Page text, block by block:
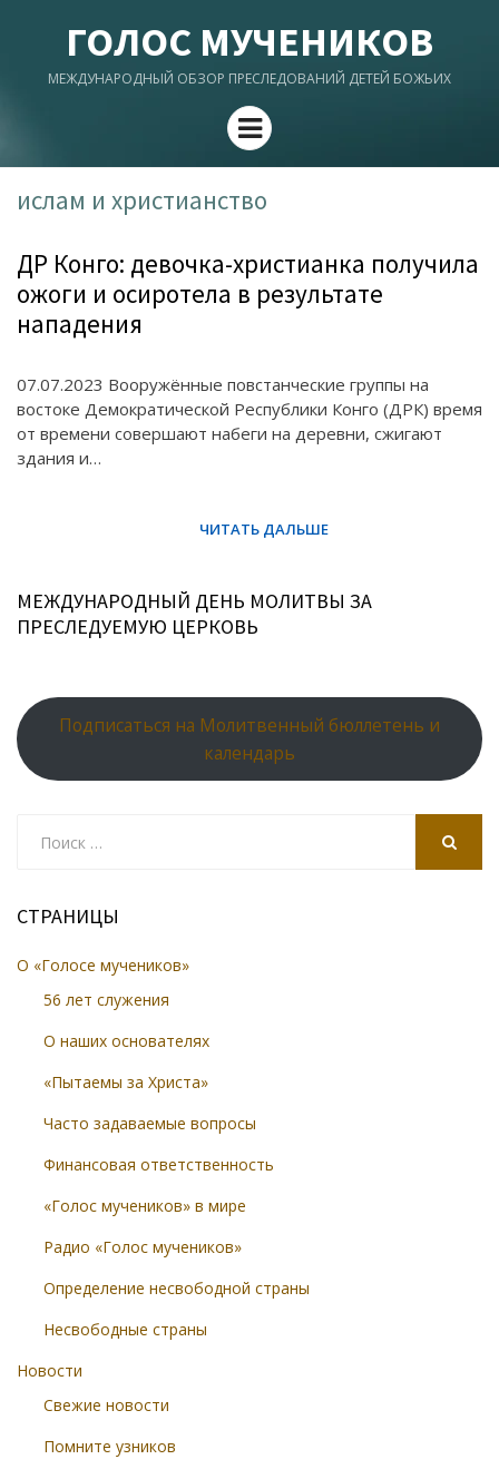
ГОЛОС МУЧЕНИКОВ
МЕЖДУНАРОДНЫЙ ОБЗОР ПРЕСЛЕДОВАНИЙ ДЕТЕЙ БОЖЬИХ
Menu
ислам и христианство
ДР Конго: девочка-христианка получила
ожоги и осиротела в результате
нападения
07.07.2023 Вооружённые повстанческие группы на
востоке Демократической Республики Конго (ДРК) время
от времени совершают набеги на деревни, сжигают
здания и…
МЕЖДУНАРОДНЫЙ ДЕНЬ МОЛИТВЫ ЗА
ПРЕСЛЕДУЕМУЮ ЦЕРКОВЬ
Подписаться на Молитвенный бюллетень и
календарь
СТРАНИЦЫ
О «Голосе мучеников»
56 лет служения
О наших основателях
«Пытаемы за Христа»
Часто задаваемые вопросы
Финансовая ответственность
«Голос мучеников» в мире
Радио «Голос мучеников»
Определение несвободной страны
Несвободные страны
Новости
Свежие новости
Помните узников